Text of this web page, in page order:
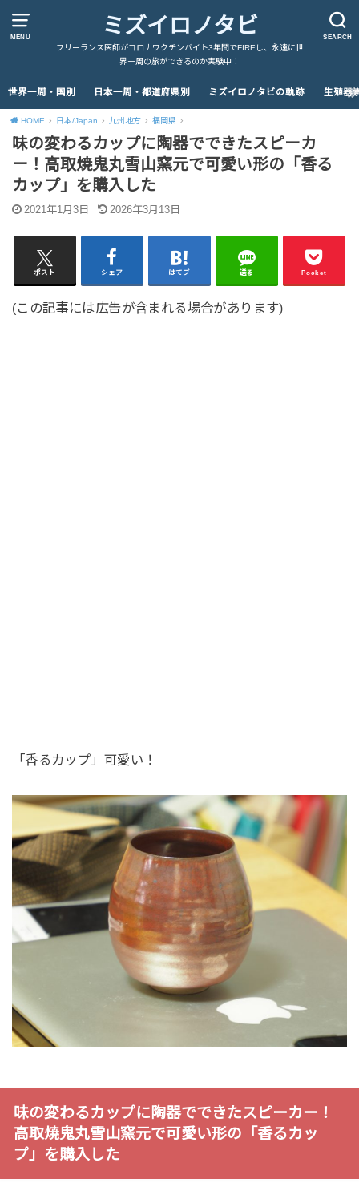
MENU SEARCH
ミズイロノタビ
フリーランス医師がコロナワクチンバイト3年間でFIREし、永遠に世
界一周の旅ができるのか実験中！
世界一周・国別 日本一周・都道府県別 ミズイロノタビの軌跡 生殖器
HOME 日本/Japan 九州地方 福岡県
味の変わるカップに陶器でできたスピーカ
ー！高取焼鬼丸雪山窯元で可愛い形の「香る
カップ」を購入した
2021年1月3日 2026年3月13日
ポスト シェア はてブ 送る Pocket
(この記事には広告が含まれる場合があります)
「香るカップ」可愛い！
味の変わるカップに陶器でできたスピーカー！
高取焼鬼丸雪山窯元で可愛い形の「香るカッ
プ」を購入した